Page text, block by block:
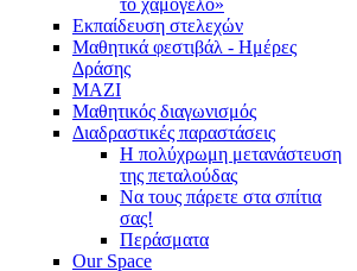
το χαμόγελο»
Εκπαίδευση στελεχών
Μαθητικά φεστιβάλ - Ημέρες
Δράσης
ΜΑΖΙ
Μαθητικός διαγωνισμός
Διαδραστικές παραστάσεις
Η πολύχρωμη μετανάστευση
της πεταλούδας
Να τους πάρετε στα σπίτια
σας!
Περάσματα
Our Space